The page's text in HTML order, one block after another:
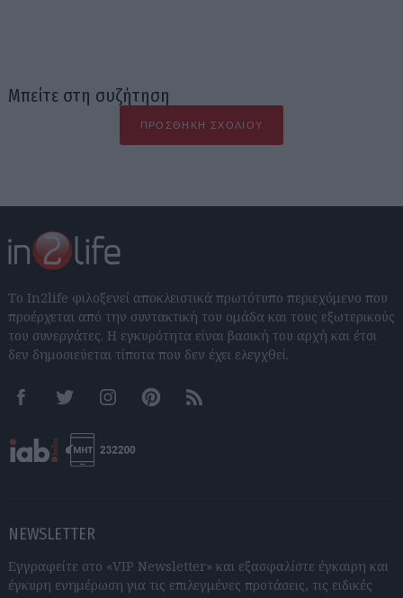
Μπείτε στη συζήτηση
ΠΡΟΣΘΉΚΗ ΣΧΟΛΊΟΥ
Το In2life φιλοξενεί αποκλειστικά πρωτότυπο περιεχόμενο που
προέρχεται από την συντακτική του ομάδα και τους εξωτερικούς
του συνεργάτες. Η εγκυρότητα είναι βασική του αρχή και έτσι
δεν δημοσιεύεται τίποτα που δεν έχει ελεγχθεί.
FacebookTwitter InstagramPinterestRSS feeds
NEWSLETTER
Εγγραφείτε στο «VIP Newsletter» και εξασφαλίστε έγκαιρη και
έγκυρη ενημέρωση για τις επιλεγμένες προτάσεις, τις ειδικές